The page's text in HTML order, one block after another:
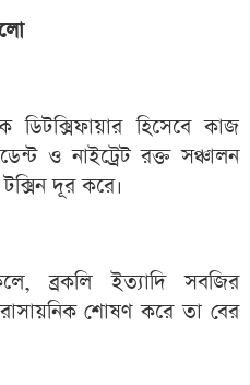
ডিটক্সিফায়ার হিসেবে কাজ
ও নাইট্রেট রক্ত সঞ্চালন
দূর করে।
ব্রকলি ইত্যাদি সবজির
শোষণ করে তা বের